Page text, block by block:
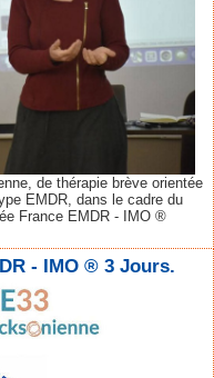
de thérapie brève orientée
EMDR, dans le cadre du
France EMDR - IMO ®
- IMO ® 3 Jours.